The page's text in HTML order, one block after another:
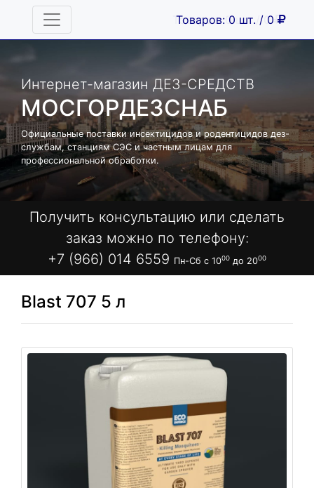
Товаров: 0 шт. / 0
Товаров: 0 шт. / 0
Интернет-магазин ДЕЗ-СРЕДСТВ
МОСГОРДЕЗСНАБ
Официальные поставки инсектицидов и родентицидов дез-
службам, станциям СЭС и частным лицам для
профессиональной обработки.
Получить консультацию или сделать
заказ можно по телефону:
+7 (966) 014 6559 Пн-Сб с 1000 до 2000
Blast 707 5 л